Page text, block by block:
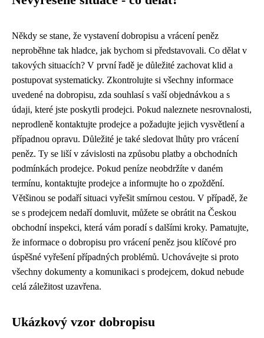
Někdy se stane, že vystavení dobropisu a vrácení peněz
neproběhne tak hladce, jak bychom si představovali. Co dělat v
takových situacích? V první řadě je důležité zachovat klid a
postupovat systematicky. Zkontrolujte si všechny informace
uvedené na dobropisu, zda souhlasí s vaší objednávkou a s
údaji, které jste poskytli prodejci. Pokud naleznete nesrovnalosti,
neprodleně kontaktujte prodejce a požadujte jejich vysvětlení a
případnou opravu. Důležité je také sledovat lhůty pro vrácení
peněz. Ty se liší v závislosti na způsobu platby a obchodních
podmínkách prodejce. Pokud peníze neobdržíte v daném
termínu, kontaktujte prodejce a informujte ho o zpoždění.
Většinou se podaří situaci vyřešit smírnou cestou. V případě, že
se s prodejcem nedaří domluvit, můžete se obrátit na Českou
obchodní inspekci, která vám poradí s dalšími kroky. Pamatujte,
že informace o dobropisu pro vrácení peněz jsou klíčové pro
úspěšné vyřešení případných problémů. Uchovávejte si proto
všechny dokumenty a komunikaci s prodejcem, dokud nebude
celá záležitost uzavřena.
Ukázkový vzor dobropisu